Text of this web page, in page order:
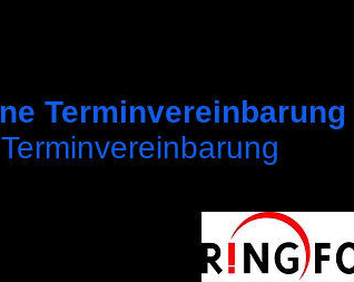
Terminvereinbarung